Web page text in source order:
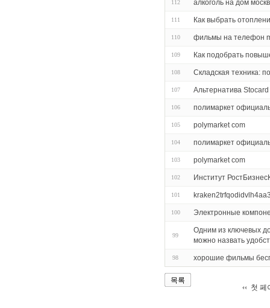
112 алкоголь на дом
111 Как выбрать
110 фильмы на телефон
109 Как подобрать
108 Складская техника:
107 Альтернатива
106 полимаркет
105 polymarket com
104 полимаркет
103 polymarket com
102 Институт
101
100 Электронные
99
Одним из ключевых
можно назвать
98 хорошие фильмы
목록
첫 페